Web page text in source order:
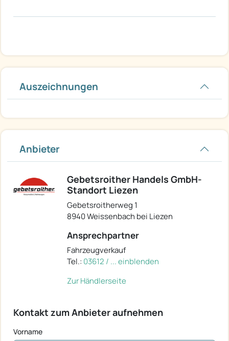
Auszeichnungen
Anbieter
Gebetsroither Handels GmbH-
Standort Liezen
Gebetsroitherweg 1
8940 Weissenbach bei Liezen
Ansprechpartner
Fahrzeugverkauf
Tel.: 03612 / ... einblenden
Zur Händlerseite
Kontakt zum Anbieter aufnehmen
Vorname